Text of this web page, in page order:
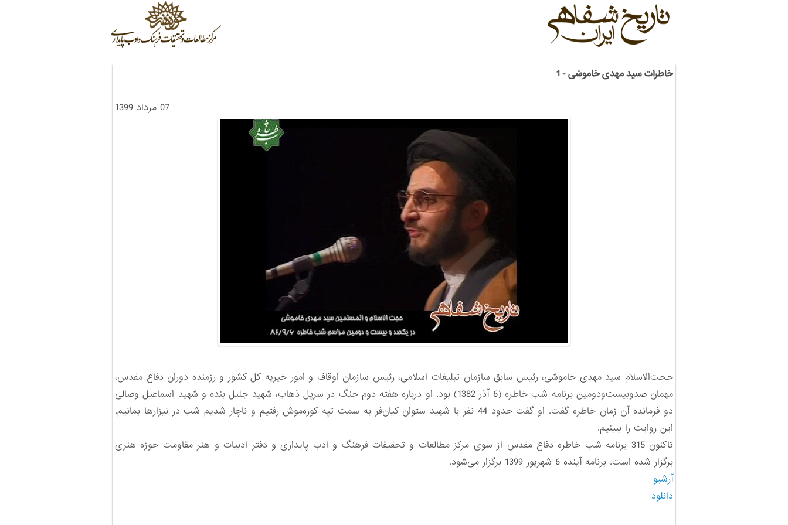
خاطرات سید مهدی خاموشی - 1
07 مرداد 1399
حجت‌الاسلام سید مهدی خاموشی، رئیس سابق سازمان تبلیغات اسلامی، رئیس سازمان اوقاف و امور خیریه کل کشور و رزمنده دوران دفاع مقدس،
مهمان صدوبیست‌ودومین برنامه شب خاطره (6 آذر 1382) بود. او درباره هفته دوم جنگ در سرپل ذهاب، شهید جلیل بنده و شهید اسماعیل وصالی
دو فرمانده آن زمان خاطره گفت. او گفت حدود 44 نفر با شهید ستوان کیان‌فر به سمت تپه کوره‌موش رفتیم و ناچار شدیم شب در نیزارها بمانیم.
این روایت‌‌ را ببینیم.
تاکنون 315 برنامه شب خاطره دفاع مقدس از سوی مرکز مطالعات و تحقیقات فرهنگ و ادب پایداری و دفتر ادبیات و هنر مقاومت حوزه هنری
برگزار شده است. برنامه آینده 6 شهریور 1399 برگزار می‌شود.
آرشیو
دانلود